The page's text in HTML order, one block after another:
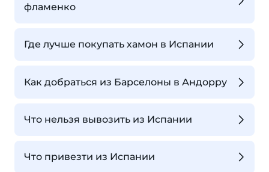
фламенко
Где лучше покупать хамон в Испании
Как добраться из Барселоны в Андорру
Что нельзя вывозить из Испании
Что привезти из Испании